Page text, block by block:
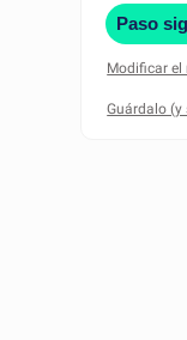
Paso
Modificar el